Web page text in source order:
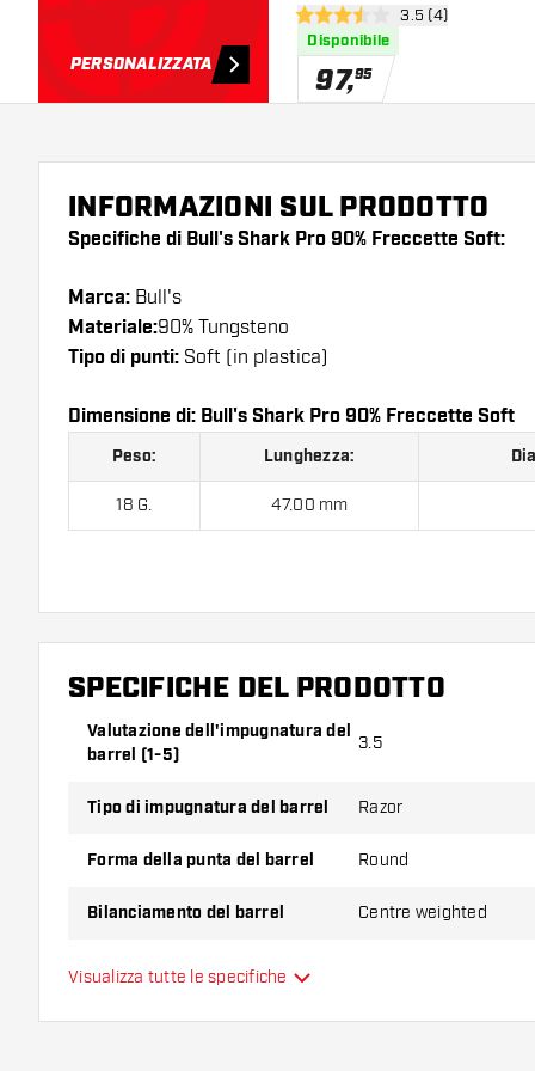
PERSONALIZZATA
apri pannello
3.5 stelle di valutazione
3.5 (4)
Disponibile
97,95
INFORMAZIONI SUL PRODOTTO
Specifiche di Bull's Shark Pro 90% Freccette Soft:
Marca: Bull's
Materiale:90% Tungsteno
Tipo di punti: Soft (in plastica)
Dimensione di: Bull's Shark Pro 90% Freccette Soft
Peso: Lunghezza:
18 G. 47.00 mm
SPECIFICHE DEL PRODOTTO
Valutazione dell'impugnatura del
barrel (1-5)
3.5
Tipo di impugnatura del barrel Razor
Forma della punta del barrel Round
Bilanciamento del barrel Centre weighted
Materiale delle freccette
Impugnatura della punta del
Visualizza tutte le specifiche